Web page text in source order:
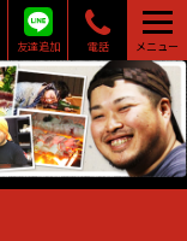
友達追加 電話 メニュー